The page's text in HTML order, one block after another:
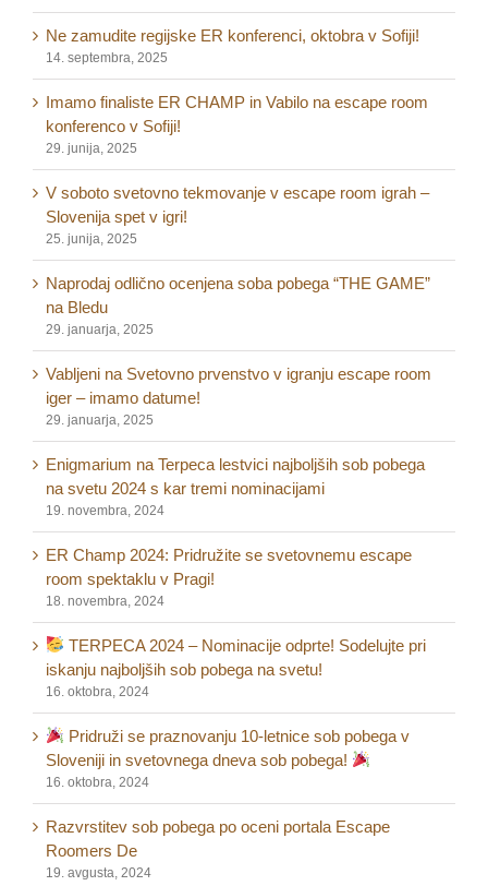
Ne zamudite regijske ER konferenci, oktobra v Sofiji!
14. septembra, 2025
Imamo finaliste ER CHAMP in Vabilo na escape room
konferenco v Sofiji!
29. junija, 2025
V soboto svetovno tekmovanje v escape room igrah –
Slovenija spet v igri!
25. junija, 2025
Naprodaj odlično ocenjena soba pobega “THE GAME”
na Bledu
29. januarja, 2025
Vabljeni na Svetovno prvenstvo v igranju escape room
iger – imamo datume!
29. januarja, 2025
Enigmarium na Terpeca lestvici najboljših sob pobega
na svetu 2024 s kar tremi nominacijami
19. novembra, 2024
ER Champ 2024: Pridružite se svetovnemu escape
room spektaklu v Pragi!
18. novembra, 2024
TERPECA 2024 – Nominacije odprte! Sodelujte pri
iskanju najboljših sob pobega na svetu!
16. oktobra, 2024
Pridruži se praznovanju 10-letnice sob pobega v
Sloveniji in svetovnega dneva sob pobega!
16. oktobra, 2024
Razvrstitev sob pobega po oceni portala Escape
Roomers De
19. avgusta, 2024